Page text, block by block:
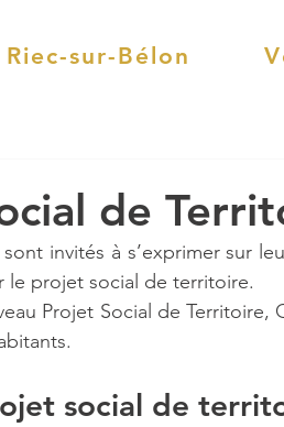
sur-Bélon
de
invités à s’exprimer sur
le projet social de territoire.
Projet Social de Territoire,
social de